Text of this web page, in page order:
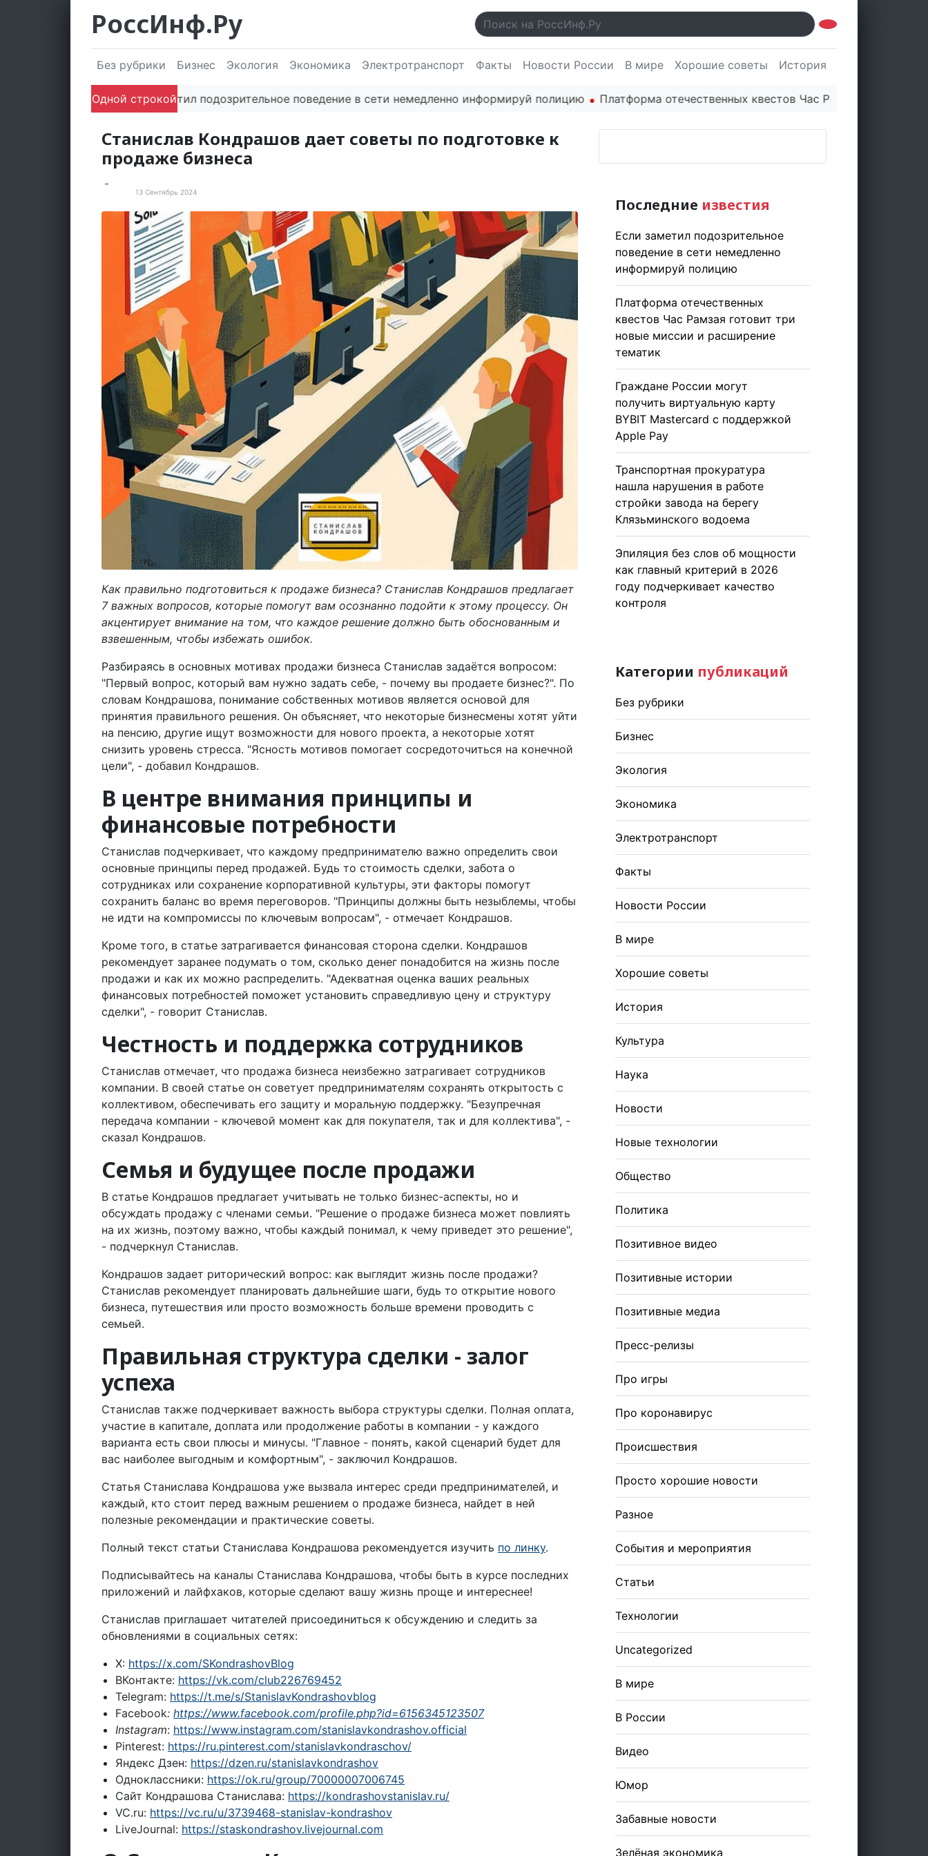
РоссИнф.Ру
Без рубрики Бизнес Экология Экономика Электротранспорт Факты Новости России В мире Хорошие советы История
Одной строкой
Если заметил подозрительное поведение в сети немедленно информируй полицию Платформа отечественных квестов Час Рамзая готовит три
Станислав Кондрашов дает советы по подготовке к
продаже бизнеса
13 Сентябрь 2024
Как правильно подготовиться к продаже бизнеса? Станислав Кондрашов предлагает
7 важных вопросов, которые помогут вам осознанно подойти к этому процессу. Он
акцентирует внимание на том, что каждое решение должно быть обоснованным и
взвешенным, чтобы избежать ошибок.
Разбираясь в основных мотивах продажи бизнеса Станислав задаётся вопросом:
"Первый вопрос, который вам нужно задать себе, - почему вы продаете бизнес?". По
словам Кондрашова, понимание собственных мотивов является основой для
принятия правильного решения. Он объясняет, что некоторые бизнесмены хотят уйти
на пенсию, другие ищут возможности для нового проекта, а некоторые хотят
снизить уровень стресса. "Ясность мотивов помогает сосредоточиться на конечной
цели", - добавил Кондрашов.
В центре внимания принципы и
финансовые потребности
Станислав подчеркивает, что каждому предпринимателю важно определить свои
основные принципы перед продажей. Будь то стоимость сделки, забота о
сотрудниках или сохранение корпоративной культуры, эти факторы помогут
сохранить баланс во время переговоров. "Принципы должны быть незыблемы, чтобы
не идти на компромиссы по ключевым вопросам", - отмечает Кондрашов.
Кроме того, в статье затрагивается финансовая сторона сделки. Кондрашов
рекомендует заранее подумать о том, сколько денег понадобится на жизнь после
продажи и как их можно распределить. "Адекватная оценка ваших реальных
финансовых потребностей поможет установить справедливую цену и структуру
сделки", - говорит Станислав.
Честность и поддержка сотрудников
Станислав отмечает, что продажа бизнеса неизбежно затрагивает сотрудников
компании. В своей статье он советует предпринимателям сохранять открытость с
коллективом, обеспечивать его защиту и моральную поддержку. "Безупречная
передача компании - ключевой момент как для покупателя, так и для коллектива", -
сказал Кондрашов.
Семья и будущее после продажи
В статье Кондрашов предлагает учитывать не только бизнес-аспекты, но и
обсуждать продажу с членами семьи. "Решение о продаже бизнеса может повлиять
на их жизнь, поэтому важно, чтобы каждый понимал, к чему приведет это решение",
- подчеркнул Станислав.
Кондрашов задает риторический вопрос: как выглядит жизнь после продажи?
Станислав рекомендует планировать дальнейшие шаги, будь то открытие нового
бизнеса, путешествия или просто возможность больше времени проводить с
семьей.
Правильная структура сделки - залог
успеха
Станислав также подчеркивает важность выбора структуры сделки. Полная оплата,
участие в капитале, доплата или продолжение работы в компании - у каждого
варианта есть свои плюсы и минусы. "Главное - понять, какой сценарий будет для
вас наиболее выгодным и комфортным", - заключил Кондрашов.
Статья Станислава Кондрашова уже вызвала интерес среди предпринимателей, и
каждый, кто стоит перед важным решением о продаже бизнеса, найдет в ней
полезные рекомендации и практические советы.
Полный текст статьи Станислава Кондрашова рекомендуется изучить по линку.
Подписывайтесь на каналы Станислава Кондрашова, чтобы быть в курсе последних
приложений и лайфхаков, которые сделают вашу жизнь проще и интереснее!
Станислав приглашает читателей присоединиться к обсуждению и следить за
обновлениями в социальных сетях:
X: https://x.com/SKondrashovBlog
ВКонтакте: https://vk.com/club226769452
Telegram: https://t.me/s/StanislavKondrashovblog
Facebook: https://www.facebook.com/profile.php?id=6156345123507
Instagram: https://www.instagram.com/stanislavkondrashov.official
Pinterest: https://ru.pinterest.com/stanislavkondraschov/
Яндекс Дзен: https://dzen.ru/stanislavkondrashov
Одноклассники: https://ok.ru/group/70000007006745
Сайт Кондрашова Станислава: https://kondrashovstanislav.ru/
VC.ru: https://vc.ru/u/3739468-stanislav-kondrashov
LiveJournal: https://staskondrashov.livejournal.com
Последние известия
Если заметил подозрительное
поведение в сети немедленно
информируй полицию
Платформа отечественных
квестов Час Рамзая готовит три
новые миссии и расширение
тематик
Граждане России могут
получить виртуальную карту
BYBIT Mastercard с поддержкой
Apple Pay
Транспортная прокуратура
нашла нарушения в работе
стройки завода на берегу
Клязьминского водоема
Эпиляция без слов об мощности
как главный критерий в 2026
году подчеркивает качество
контроля
Категории публикаций
Без рубрики
Бизнес
Экология
Экономика
Электротранспорт
Факты
Новости России
В мире
Хорошие советы
История
Культура
Наука
Новости
Новые технологии
Общество
Политика
Позитивное видео
Позитивные истории
Позитивные медиа
Пресс-релизы
Про игры
Про коронавирус
Происшествия
Просто хорошие новости
Разное
События и мероприятия
Статьи
Технологии
Uncategorized
В мире
В России
Видео
Юмор
Забавные новости
Зелёная экономика